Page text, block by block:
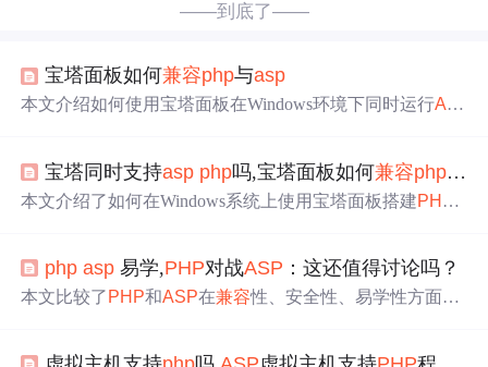
——到底了——
宝塔面板如何兼容php与asp
本文介绍如何使用宝塔面板在Windows环境下同时运行AS
面板、配置PHP+MYSQL环境、创建支持ASP的IIS环境。
宝塔同时支持asp php吗,宝塔面板如何兼容php与
本文介绍了如何在Windows系统上使用宝塔面板搭建PHP
后，即可支持ASP程序。通过面板可以轻松创建站点、FT
P、数据库，并选择PHP版本。此外，还提到了如何进行
php asp 易学,PHP对战ASP ：这还值得讨论吗？
本文比较了 PHP和ASP在兼容性、安全性、易学性方面的